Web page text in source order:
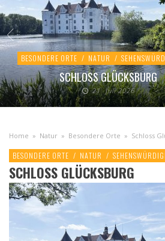
BESONDERE ORTE / NATUR /
SCHLOSS GLÜCKSBURG
21. Juli 2026
Home » Natur » Besondere Orte » Schloss
BESONDERE ORTE / NATUR /
SCHLOSS GLÜCKSBURG